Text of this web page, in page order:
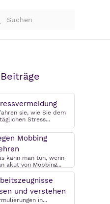
sie, wie Sie dem
Stress...
Mobbing
kann man tun, wenn
akut von Mobbing...
und verstehen
in...